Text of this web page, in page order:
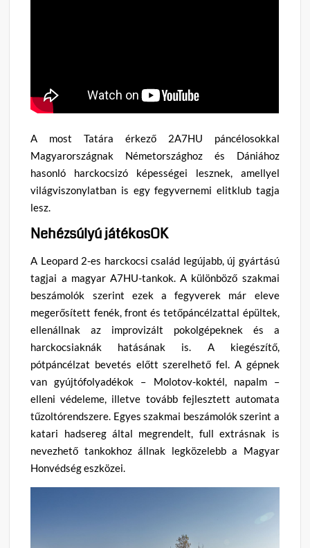
A most Tatára érkező 2A7HU páncélosokkal
Magyarországnak Németországhoz és Dániához
hasonló harckocsizó képességei lesznek, amellyel
világviszonylatban is egy fegyvernemi elitklub tagja
lesz.
Nehézsúlyú játékosOK
A Leopard 2-es harckocsi család legújabb, új gyártású
tagjai a magyar A7HU-tankok. A különböző szakmai
beszámolók szerint ezek a fegyverek már eleve
megerősített fenék, front és tetőpáncélzattal épültek,
ellenállnak az improvizált pokolgépeknek és a
harckocsiaknák hatásának is. A kiegészítő,
pótpáncélzat bevetés előtt szerelhető fel. A gépnek
van gyújtófolyadékok – Molotov-koktél, napalm –
elleni védeleme, illetve tovább fejlesztett automata
tűzoltórendszere. Egyes szakmai beszámolók szerint a
katari hadsereg által megrendelt, full extrásnak is
nevezhető tankokhoz állnak legközelebb a Magyar
Honvédség eszközei.